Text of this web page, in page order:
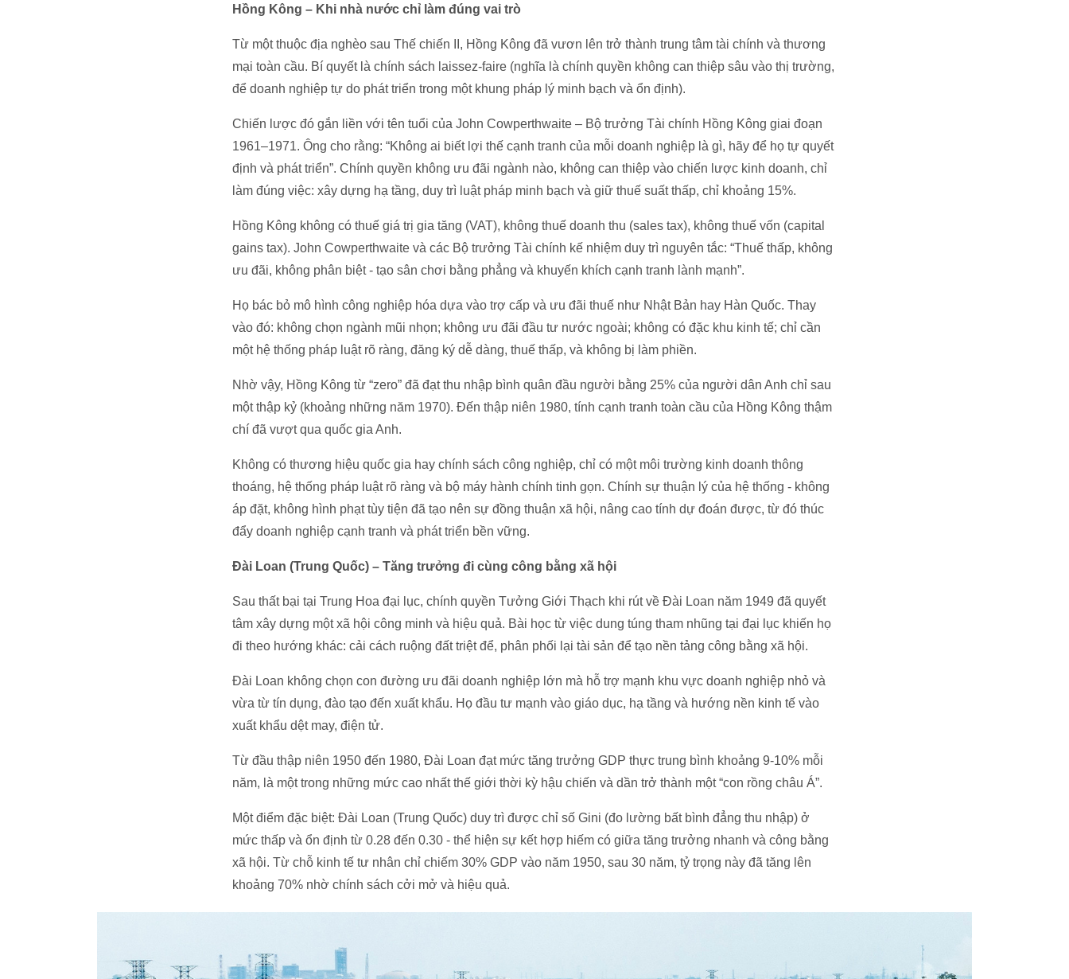
Hồng Kông – Khi nhà nước chỉ làm đúng vai trò
Từ một thuộc địa nghèo sau Thế chiến II, Hồng Kông đã vươn lên trở thành trung tâm tài chính và thương
mại toàn cầu. Bí quyết là chính sách laissez-faire (nghĩa là chính quyền không can thiệp sâu vào thị trường,
để doanh nghiệp tự do phát triển trong một khung pháp lý minh bạch và ổn định).
Chiến lược đó gắn liền với tên tuổi của John Cowperthwaite – Bộ trưởng Tài chính Hồng Kông giai đoạn
1961–1971. Ông cho rằng: “Không ai biết lợi thế cạnh tranh của mỗi doanh nghiệp là gì, hãy để họ tự quyết
định và phát triển”. Chính quyền không ưu đãi ngành nào, không can thiệp vào chiến lược kinh doanh, chỉ
làm đúng việc: xây dựng hạ tầng, duy trì luật pháp minh bạch và giữ thuế suất thấp, chỉ khoảng 15%.
Hồng Kông không có thuế giá trị gia tăng (VAT), không thuế doanh thu (sales tax), không thuế vốn (capital
gains tax). John Cowperthwaite và các Bộ trưởng Tài chính kế nhiệm duy trì nguyên tắc: “Thuế thấp, không
ưu đãi, không phân biệt - tạo sân chơi bằng phẳng và khuyến khích cạnh tranh lành mạnh”.
Họ bác bỏ mô hình công nghiệp hóa dựa vào trợ cấp và ưu đãi thuế như Nhật Bản hay Hàn Quốc. Thay
vào đó: không chọn ngành mũi nhọn; không ưu đãi đầu tư nước ngoài; không có đặc khu kinh tế; chỉ cần
một hệ thống pháp luật rõ ràng, đăng ký dễ dàng, thuế thấp, và không bị làm phiền.
Nhờ vậy, Hồng Kông từ “zero” đã đạt thu nhập bình quân đầu người bằng 25% của người dân Anh chỉ sau
một thập kỷ (khoảng những năm 1970). Đến thập niên 1980, tính cạnh tranh toàn cầu của Hồng Kông thậm
chí đã vượt qua quốc gia Anh.
Không có thương hiệu quốc gia hay chính sách công nghiệp, chỉ có một môi trường kinh doanh thông
thoáng, hệ thống pháp luật rõ ràng và bộ máy hành chính tinh gọn. Chính sự thuận lý của hệ thống - không
áp đặt, không hình phạt tùy tiện đã tạo nên sự đồng thuận xã hội, nâng cao tính dự đoán được, từ đó thúc
đẩy doanh nghiệp cạnh tranh và phát triển bền vững.
Đài Loan (Trung Quốc) – Tăng trưởng đi cùng công bằng xã hội
Sau thất bại tại Trung Hoa đại lục, chính quyền Tưởng Giới Thạch khi rút về Đài Loan năm 1949 đã quyết
tâm xây dựng một xã hội công minh và hiệu quả. Bài học từ việc dung túng tham nhũng tại đại lục khiến họ
đi theo hướng khác: cải cách ruộng đất triệt để, phân phối lại tài sản để tạo nền tảng công bằng xã hội.
Đài Loan không chọn con đường ưu đãi doanh nghiệp lớn mà hỗ trợ mạnh khu vực doanh nghiệp nhỏ và
vừa từ tín dụng, đào tạo đến xuất khẩu. Họ đầu tư mạnh vào giáo dục, hạ tầng và hướng nền kinh tế vào
xuất khẩu dệt may, điện tử.
Từ đầu thập niên 1950 đến 1980, Đài Loan đạt mức tăng trưởng GDP thực trung bình khoảng 9-10% mỗi
năm, là một trong những mức cao nhất thế giới thời kỳ hậu chiến và dần trở thành một “con rồng châu Á”.
Một điểm đặc biệt: Đài Loan (Trung Quốc) duy trì được chỉ số Gini (đo lường bất bình đẳng thu nhập) ở
mức thấp và ổn định từ 0.28 đến 0.30 - thể hiện sự kết hợp hiếm có giữa tăng trưởng nhanh và công bằng
xã hội. Từ chỗ kinh tế tư nhân chỉ chiếm 30% GDP vào năm 1950, sau 30 năm, tỷ trọng này đã tăng lên
khoảng 70% nhờ chính sách cởi mở và hiệu quả.